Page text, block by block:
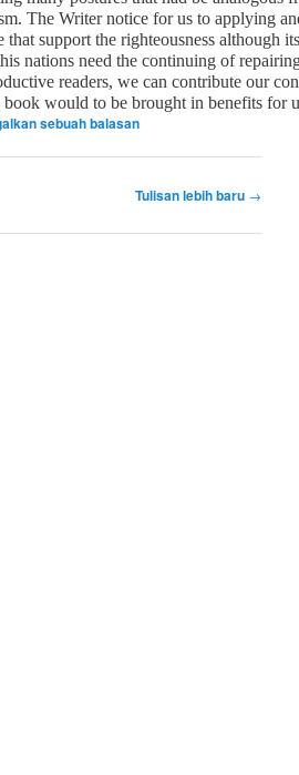
.The Writer notice for us to applying
support the righteousness although
nations need the continuing of
readers, we can contribute our
would to be brought in benefits for
sebuah balasan
Tulisan lebih baru →